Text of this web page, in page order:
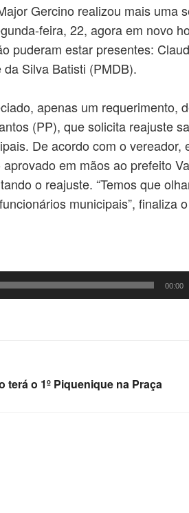
Gercino realizou mais uma
feira, 22, agora em novo
puderam estar presentes:
Silva Batisti (PMDB).
apenas um requerimento,
(PP), que solicita reajuste
De acordo com o vereador,
em mãos ao prefeito
o reajuste. “Temos que
municipais”, finaliza
00:00
terá o 1º Piquenique na Praça